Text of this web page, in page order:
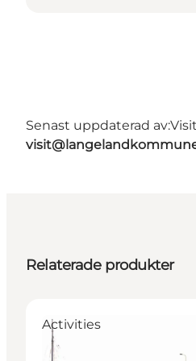
Senast uppdaterad av:
Relaterade produkter
Activities